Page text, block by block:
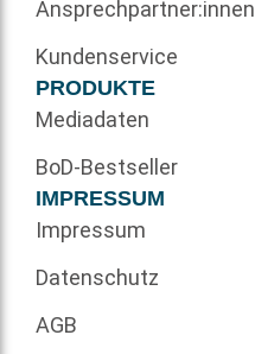
Ansprechpartner:innen
Kundenservice
PRODUKTE
Mediadaten
BoD-Bestseller
IMPRESSUM
Impressum
Datenschutz
AGB